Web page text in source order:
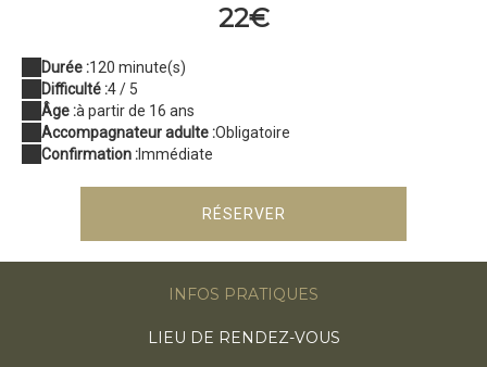
22€
Durée :120 minute(s)
Difficulté :4 / 5
Âge :à partir de 16 ans
Accompagnateur adulte :Obligatoire
Confirmation :Immédiate
RÉSERVER
INFOS PRATIQUES
LIEU DE RENDEZ-VOUS